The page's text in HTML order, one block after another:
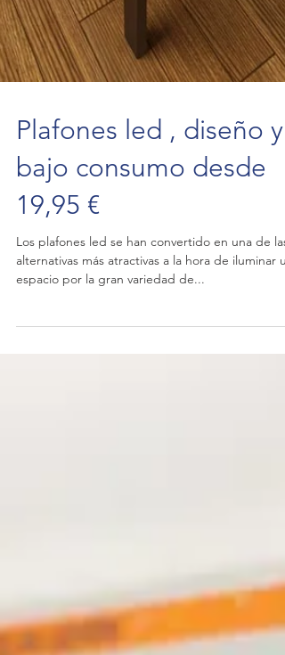
Plafones led , diseño y
bajo consumo desde
19,95 €
Los plafones led se han convertido en una de las
espacio por la gran variedad de...